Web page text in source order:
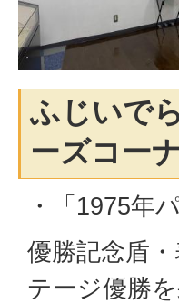
ふじいで
ーズコーナ
・「1975年
優勝記念盾
テージ優勝